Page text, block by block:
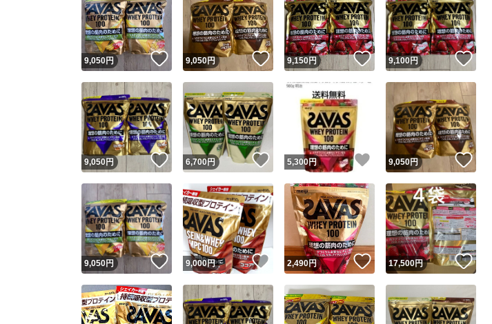
9,050円 いいね！
9,050円 いいね！
9,150円 いいね！
9,100円 い
9,050円 いいね！
6,700円 いいね！
5,300円 いいね！
9,050円 い
9,050円 いいね！
9,000円 いいね！
2,490円 いいね！
17,500円 い